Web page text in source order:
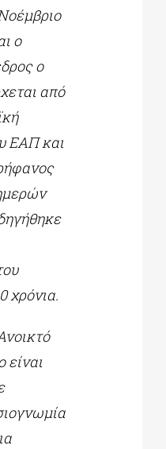
ο
ο
από
ΕΑΠ και
χρόνια.
είναι